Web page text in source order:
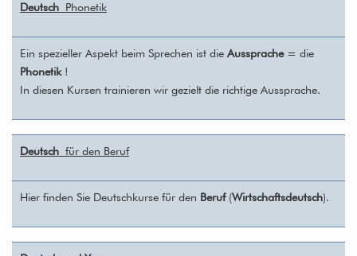
Deutsch Phonetik
Ein spezieller Aspekt beim Sprechen ist die Aussprache = die
Phonetik !
In diesen Kursen trainieren wir gezielt die richtige Aussprache.
Deutsch für den Beruf
Hier finden Sie Deutschkurse für den Beruf(Wirtschaftsdeutsch).